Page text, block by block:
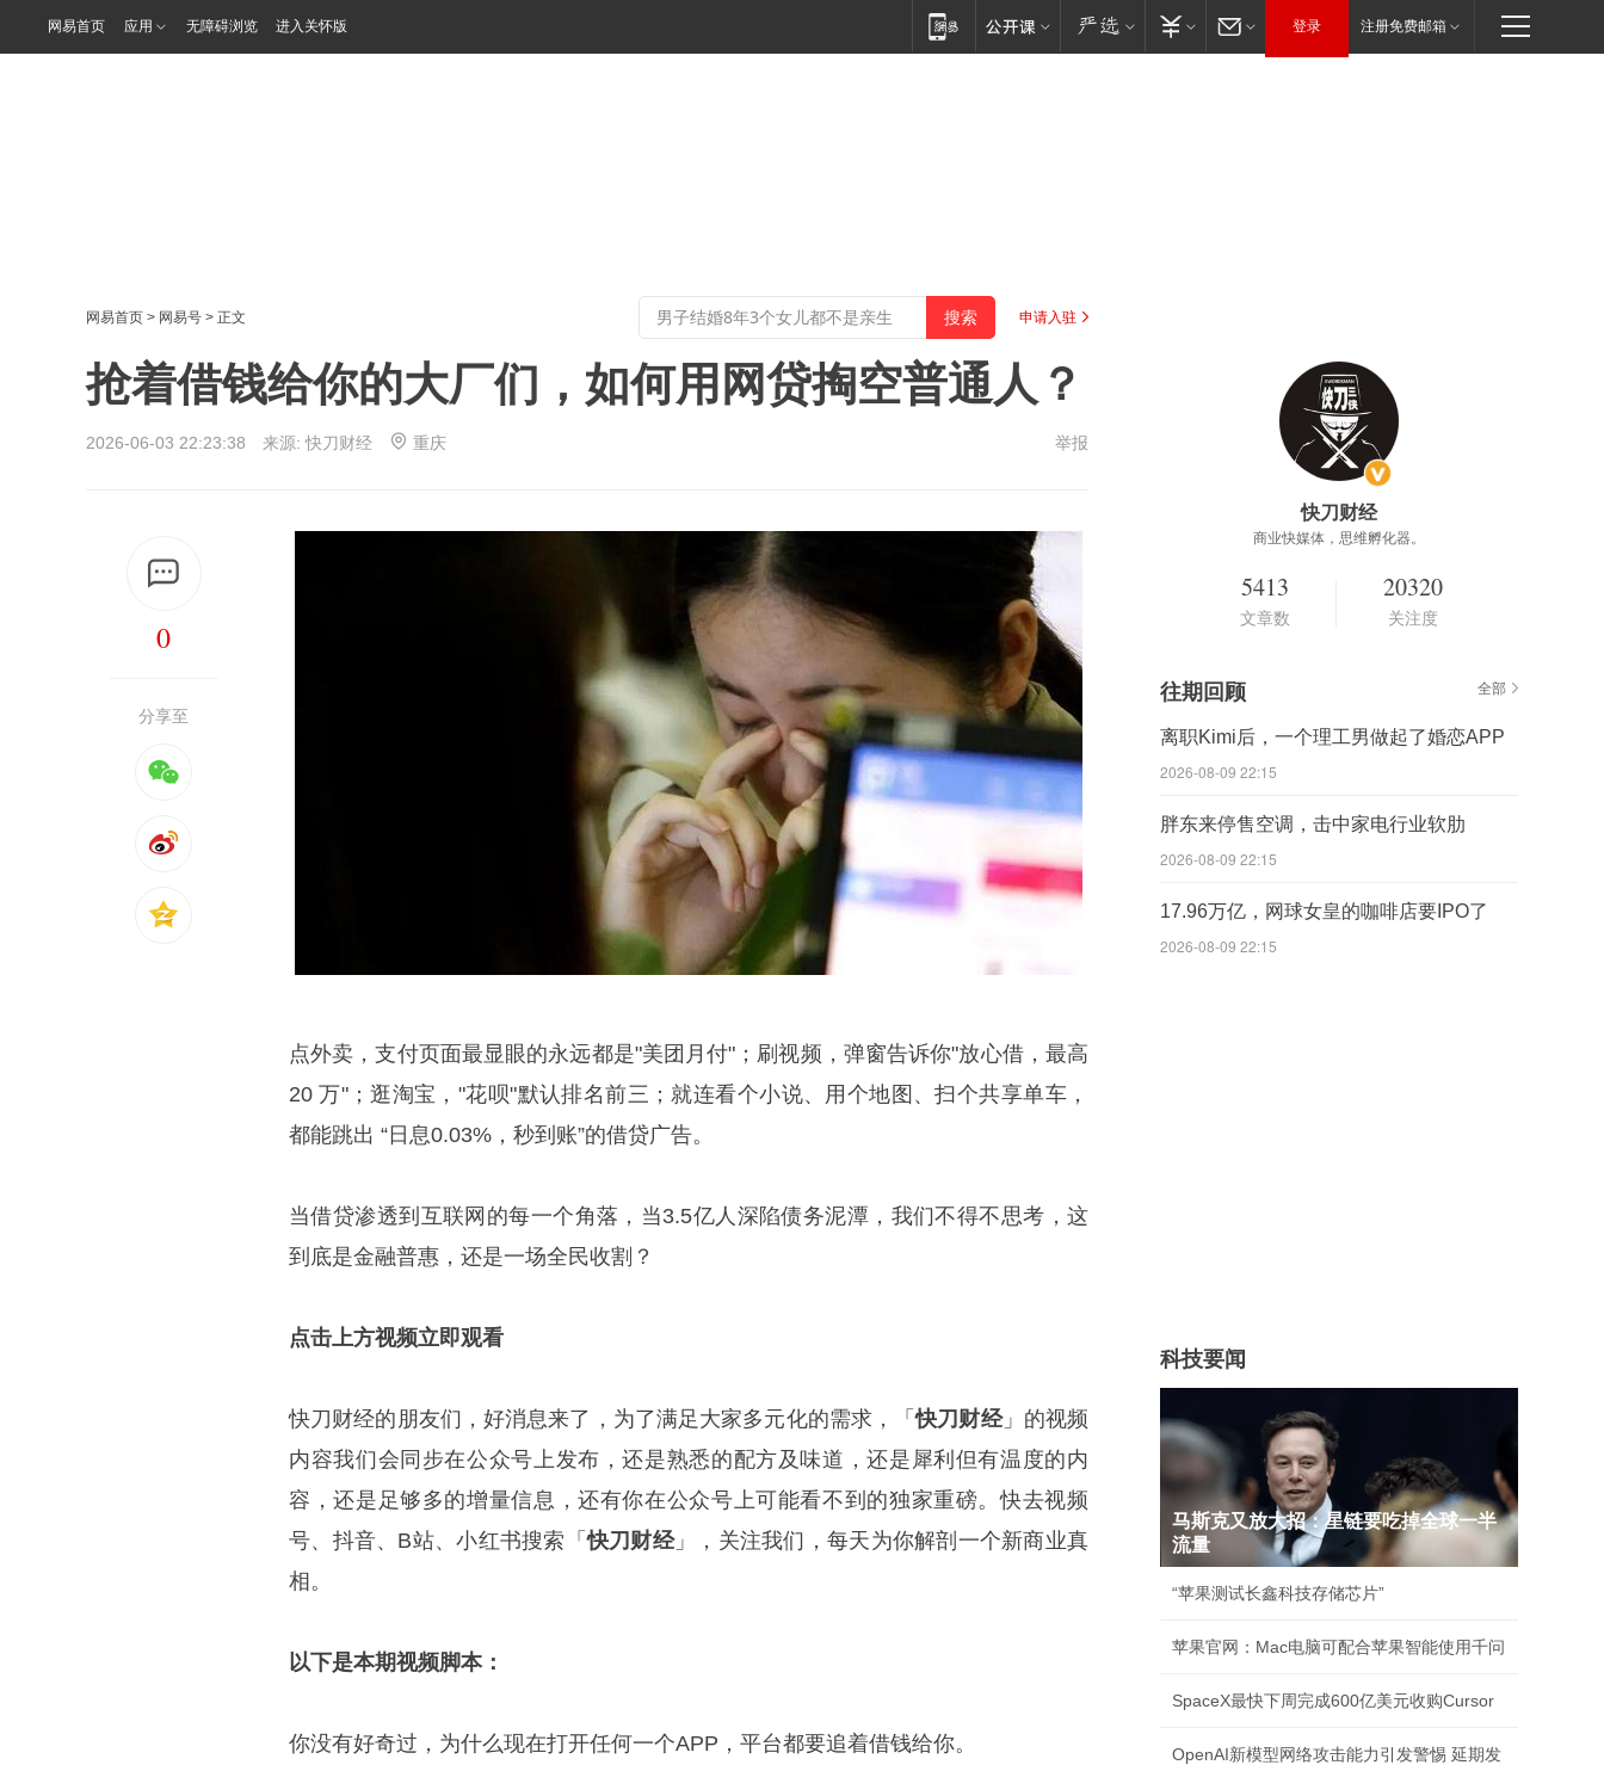
网易首页 应用 无障碍浏览 进入关怀版 登录 注册免费邮箱
网易首页 > 网易号 > 正文 申请入驻
抢着借钱给你的大厂们，如何用网贷掏空普通人？
2026-06-03 22:23:38 来源:快刀财经 重庆 举报
0
分享至
点外卖，支付页面最显眼的永远都是"美团月付"；刷视频，弹窗告诉你"放心借，最高
20 万"；逛淘宝，"花呗"默认排名前三；就连看个小说、用个地图、扫个共享单车，
都能跳出 “日息0.03%，秒到账”的借贷广告。
当借贷渗透到互联网的每一个角落，当3.5亿人深陷债务泥潭，我们不得不思考，这
到底是金融普惠，还是一场全民收割？
点击上方视频立即观看
快刀财经的朋友们，好消息来了，为了满足大家多元化的需求，「快刀财经」的视频
内容我们会同步在公众号上发布，还是熟悉的配方及味道，还是犀利但有温度的内
容，还是足够多的增量信息，还有你在公众号上可能看不到的独家重磅。快去视频
号、抖音、B站、小红书搜索「快刀财经」，关注我们，每天为你解剖一个新商业真
相。
以下是本期视频脚本：
你没有好奇过，为什么现在打开任何一个APP，平台都要追着借钱给你。
快刀财经
商业快媒体，思维孵化器。
5413
文章数
20320
关注度
往期回顾 全部
离职Kimi后，一个理工男做起了婚恋APP
2026-08-09 22:15
胖东来停售空调，击中家电行业软肋
2026-08-09 22:15
17.96万亿，网球女皇的咖啡店要IPO了
2026-08-09 22:15
科技要闻
马斯克又放大招：星链要吃掉全球一半
流量
“苹果测试长鑫科技存储芯片”
苹果官网：Mac电脑可配合苹果智能使用千问
SpaceX最快下周完成600亿美元收购Cursor
OpenAI新模型网络攻击能力引发警惕 延期发